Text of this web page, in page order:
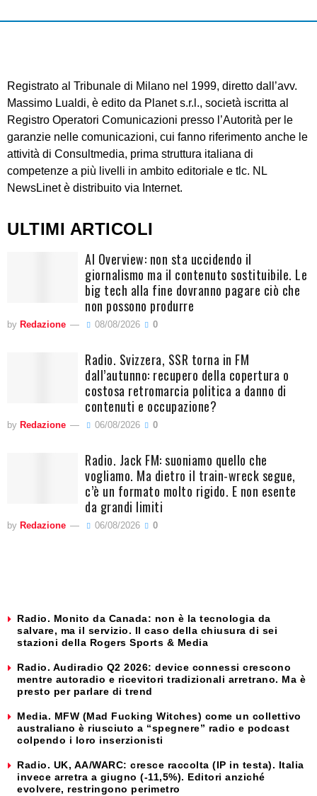
Registrato al Tribunale di Milano nel 1999, diretto dall’avv.
Massimo Lualdi, è edito da Planet s.r.l., società iscritta al
Registro Operatori Comunicazioni presso l’Autorità per le
garanzie nelle comunicazioni, cui fanno riferimento anche le
attività di Consultmedia, prima struttura italiana di
competenze a più livelli in ambito editoriale e tlc. NL
NewsLinet è distribuito via Internet.
ULTIMI ARTICOLI
AI Overview: non sta uccidendo il
giornalismo ma il contenuto sostituibile. Le
big tech alla fine dovranno pagare ciò che
non possono produrre
by Redazione 08/08/2026 0
Radio. Svizzera, SSR torna in FM
dall’autunno: recupero della copertura o
costosa retromarcia politica a danno di
contenuti e occupazione?
by Redazione 06/08/2026 0
Radio. Jack FM: suoniamo quello che
vogliamo. Ma dietro il train-wreck segue,
c’è un formato molto rigido. E non esente
da grandi limiti
by Redazione 06/08/2026 0
Radio. Monito da Canada: non è la tecnologia da
salvare, ma il servizio. Il caso della chiusura di sei
stazioni della Rogers Sports & Media
Radio. Audiradio Q2 2026: device connessi crescono
mentre autoradio e ricevitori tradizionali arretrano. Ma è
presto per parlare di trend
Media. MFW (Mad Fucking Witches) come un collettivo
australiano è riusciuto a “spegnere” radio e podcast
colpendo i loro inserzionisti
Radio. UK, AA/WARC: cresce raccolta (IP in testa). Italia
invece arretra a giugno (-11,5%). Editori anziché
evolvere, restringono perimetro